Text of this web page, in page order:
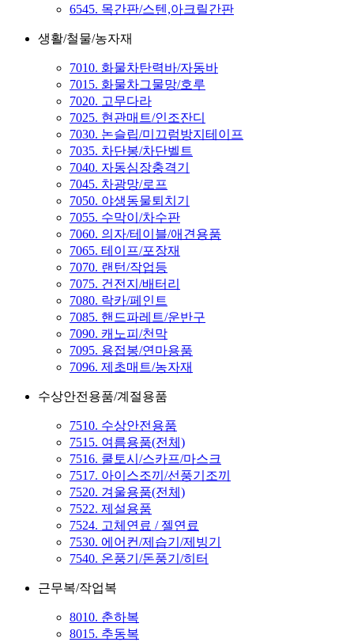
6545. 목간판/스텐,아크릴간판
생활/철물/농자재
7010. 화물차탄력바/자동바
7015. 화물차그물망/호루
7020. 고무다라
7025. 현관매트/인조잔디
7030. 논슬립/미끄럼방지테이프
7035. 차단봉/차단벨트
7040. 자동심장충격기
7045. 차광망/로프
7050. 야생동물퇴치기
7055. 수막이/차수판
7060. 의자/테이블/애견용품
7065. 테이프/포장재
7070. 랜턴/작업등
7075. 건전지/배터리
7080. 락카/페인트
7085. 핸드파레트/운반구
7090. 캐노피/천막
7095. 용접봉/연마용품
7096. 제초매트/농자재
수상안전용품/계절용품
7510. 수상안전용품
7515. 여름용품(전체)
7516. 쿨토시/스카프/마스크
7517. 아이스조끼/선풍기조끼
7520. 겨울용품(전체)
7522. 제설용품
7524. 고체연료 / 젤연료
7530. 에어컨/제습기/제빙기
7540. 온풍기/돈풍기/히터
근무복/작업복
8010. 춘하복
8015. 추동복